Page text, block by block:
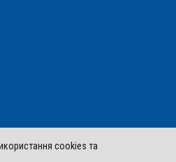
cookies та